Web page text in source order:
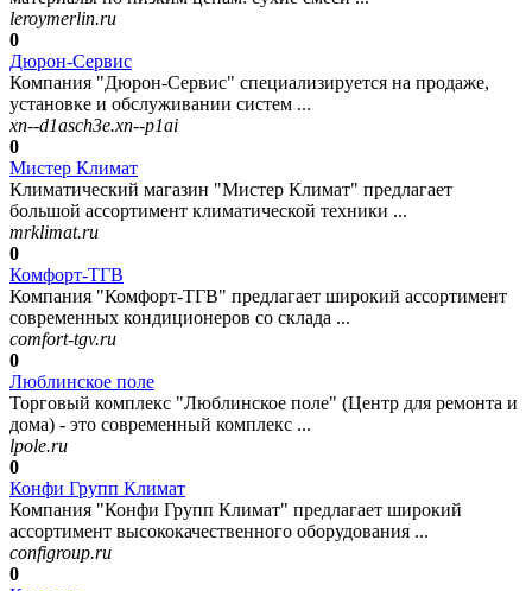
leroymerlin.ru
0
Дюрон-Сервис
Компания "Дюрон-Сервис" специализируется на продаже,
установке и обслуживании систем ...
xn--d1asch3e.xn--p1ai
0
Мистер Климат
Климатический магазин "Мистер Климат" предлагает
большой ассортимент климатической техники ...
mrklimat.ru
0
Комфорт-ТГВ
Компания "Комфорт-ТГВ" предлагает широкий ассортимент
современных кондиционеров со склада ...
comfort-tgv.ru
0
Люблинское поле
Торговый комплекс "Люблинское поле" (Центр для ремонта и
дома) - это современный комплекс ...
lpole.ru
0
Конфи Групп Климат
Компания "Конфи Групп Климат" предлагает широкий
ассортимент высококачественного оборудования ...
configroup.ru
0